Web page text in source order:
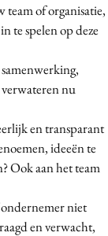
team of organisatie,
te spelen op deze
nu
en transparant
ideeën te
Ook aan het team
niet
en verwacht,